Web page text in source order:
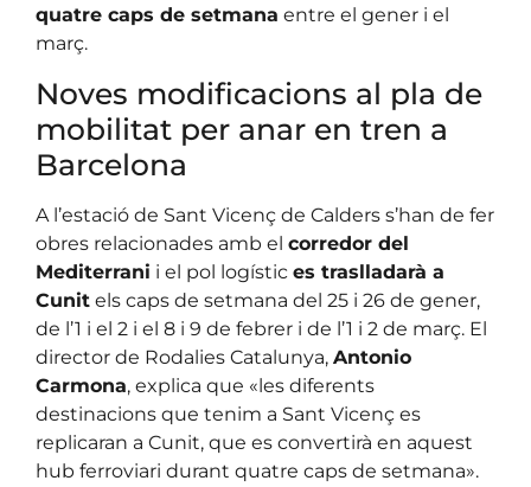
quatre caps de setmana entre el gener i el
març.
Noves modificacions al pla de
mobilitat per anar en tren a
Barcelona
A l’estació de Sant Vicenç de Calders s’han de fer
obres relacionades amb el corredor del
Mediterrani i el pol logístic es traslladarà a
Cunit els caps de setmana del 25 i 26 de gener,
de l’1 i el 2 i el 8 i 9 de febrer i de l’1 i 2 de març. El
director de Rodalies Catalunya, Antonio
Carmona, explica que «les diferents
destinacions que tenim a Sant Vicenç es
replicaran a Cunit, que es convertirà en aquest
hub ferroviari durant quatre caps de setmana».